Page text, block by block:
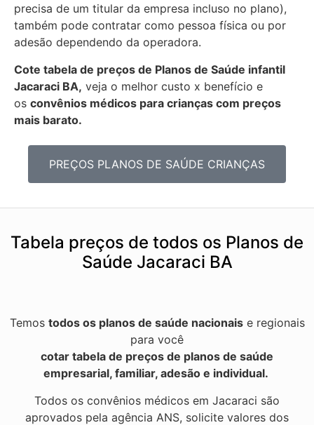
precisa de um titular da empresa incluso no plano),
também pode contratar como pessoa física ou por
adesão dependendo da operadora.
Cote tabela de preços de Planos de Saúde infantil
Jacaraci BA, veja o melhor custo x benefício e
os convênios médicos para crianças com preços
mais barato.
PREÇOS PLANOS DE SAÚDE CRIANÇAS
Tabela preços de todos os Planos de
Saúde Jacaraci BA
Temos todos os planos de saúde nacionaise regionais
para você
cotar tabela de preços de planos de saúde
empresarial, familiar, adesão e individual.
Todos os convênios médicos em Jacaraci são
aprovados pela agência ANS, solicite valores dos